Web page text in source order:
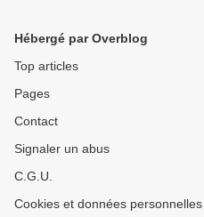
Hébergé par Overblog
Top articles
Pages
Contact
Signaler un abus
C.G.U.
Cookies et données personnelles